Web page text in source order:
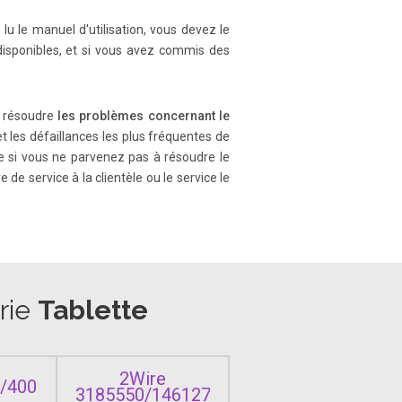
screens on your AirPadX. Y our
Home screen.
in “My Computer” - one for the
or if the App is already on
le manuel d'utilisation, vous devez le
et si vous avez commis des
les problèmes concernant le
les défaillances les plus fréquentes de
si vous ne parvenez pas à résoudre le
de service à la clientèle ou le service le
Tablette
400 2Wire
3185550/146127